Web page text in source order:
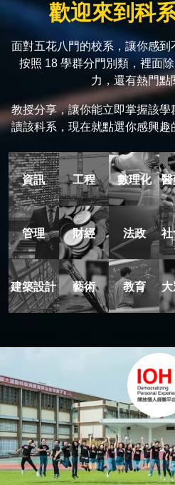
歡迎來到科
面對五花八門的校系，讓你感
按照 18 學群分門別類，裡面
力，還有熱門點
教授分享，讓你能立即掌握該
讀該科系，現在就點選你感興趣
資訊 工程 數理化
管理 財經 法政
建築設計 藝術 教育